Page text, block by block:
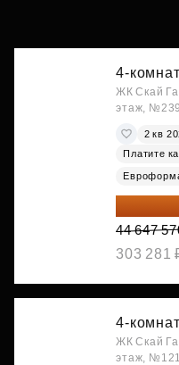
4-
ЖК Скай
этаж, №239
2 кв
Платите
35 271
44 647
303 281
4-
ЖК Скай
этаж,